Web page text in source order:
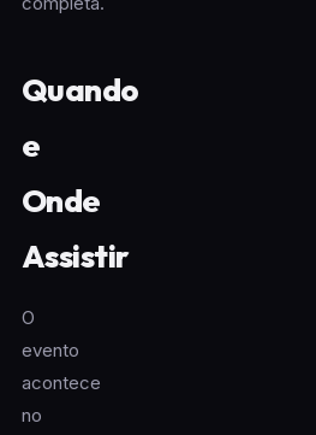
Quando
e
Onde
Assistir
O
evento
acontece
no